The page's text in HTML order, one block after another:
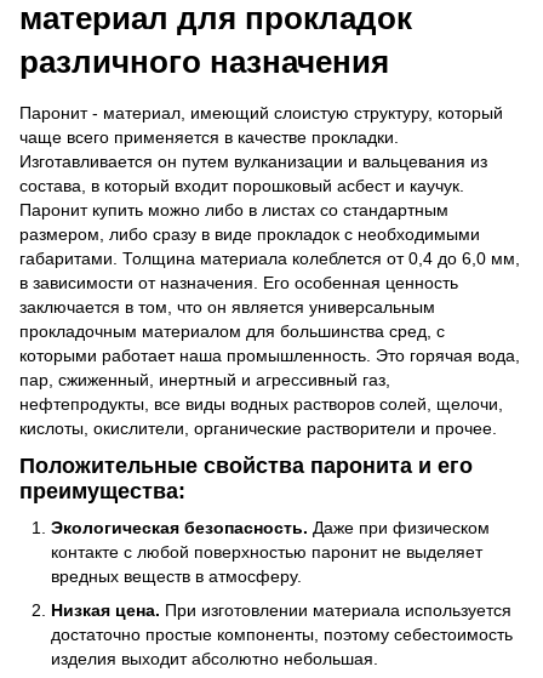
материал для прокладок
различного назначения
Паронит - материал, имеющий слоистую структуру, который
чаще всего применяется в качестве прокладки.
Изготавливается он путем вулканизации и вальцевания из
состава, в который входит порошковый асбест и каучук.
Паронит купить можно либо в листах со стандартным
размером, либо сразу в виде прокладок с необходимыми
габаритами. Толщина материала колеблется от 0,4 до 6,0 мм,
в зависимости от назначения. Его особенная ценность
заключается в том, что он является универсальным
прокладочным материалом для большинства сред, с
которыми работает наша промышленность. Это горячая вода,
пар, сжиженный, инертный и агрессивный газ,
нефтепродукты, все виды водных растворов солей, щелочи,
кислоты, окислители, органические растворители и прочее.
Положительные свойства паронита и его
преимущества:
Экологическая безопасность. Даже при физическом
контакте с любой поверхностью паронит не выделяет
вредных веществ в атмосферу.
Низкая цена. При изготовлении материала используется
достаточно простые компоненты, поэтому себестоимость
изделия выходит абсолютно небольшая.